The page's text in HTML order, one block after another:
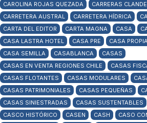
CAROLINA ROJAS QUEZADA
CARRERAS
CARRETERA AUSTRAL
CARRETERA HÍDRICA
CARTA DEL EDITOR
CARTA MAGNA CASA
CASA LASTRA HOTEL
CASA PRE CASA
CASA SEMILLA
CASABLANCA
CASAS
CASAS EN VENTA REGIONES CHILE
CASAS
CASAS FLOTANTES
CASAS MODULARES
CASAS PATRIMONIALES
CASAS PEQUEÑAS
CASAS SINIESTRADAS
CASAS SUSTENTABLES
CASCO HISTÓRICO
CASEN CASH
CASO